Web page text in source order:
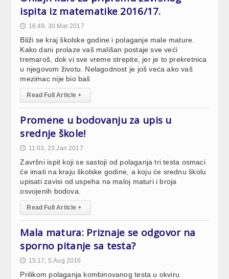
ispita iz matematike 2016/17.
🕔 16:49, 30.Mar 2017
Bliži se kraj školske godine i polaganje male mature.
Kako dani prolaze vaš mališan postaje sve veći
tremaroš, dok vi sve vreme strepite, jer je to prekretnica
u njegovom životu. Nelagodnost je još veća ako vaš
mezimac nije bio baš
Read Full Article ▸
Promene u bodovanju za upis u
srednje škole!
🕔 11:03, 23.Jan 2017
Završni ispit koji se sastoji od polaganja tri testa osmaci
će imati na kraju školske godine, a koju će srednu školu
upisati zavisi od uspeha na maloj maturi i broja
osvojenih bodova.
Read Full Article ▸
Mala matura: Priznaje se odgovor na
sporno pitanje sa testa?
🕔 15:17, 5.Aug 2016
Prilikom polaganja kombinovanog testa u okviru